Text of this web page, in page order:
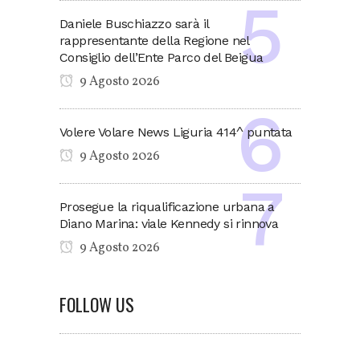
Daniele Buschiazzo sarà il
rappresentante della Regione nel
Consiglio dell’Ente Parco del Beigua
9 Agosto 2026
Volere Volare News Liguria 414^ puntata
9 Agosto 2026
Prosegue la riqualificazione urbana a
Diano Marina: viale Kennedy si rinnova
9 Agosto 2026
FOLLOW US